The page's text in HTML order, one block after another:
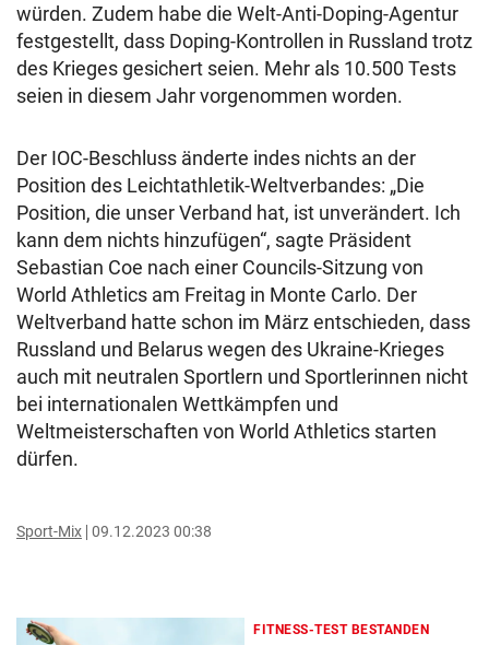
würden. Zudem habe die Welt-Anti-Doping-Agentur
festgestellt, dass Doping-Kontrollen in Russland trotz
des Krieges gesichert seien. Mehr als 10.500 Tests
seien in diesem Jahr vorgenommen worden.
Der IOC-Beschluss änderte indes nichts an der
Position des Leichtathletik-Weltverbandes: „Die
Position, die unser Verband hat, ist unverändert. Ich
kann dem nichts hinzufügen“, sagte Präsident
Sebastian Coe nach einer Councils-Sitzung von
World Athletics am Freitag in Monte Carlo. Der
Weltverband hatte schon im März entschieden, dass
Russland und Belarus wegen des Ukraine-Krieges
auch mit neutralen Sportlern und Sportlerinnen nicht
bei internationalen Wettkämpfen und
Weltmeisterschaften von World Athletics starten
dürfen.
Sport-Mix 09.12.2023 00:38
FITNESS-TEST BESTANDEN